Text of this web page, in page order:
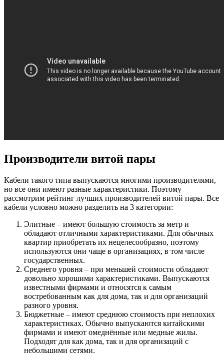
Производители витой пары
Кабели такого типа выпускаются многими производителями,
но все они имеют разные характеристики. Поэтому
рассмотрим рейтинг лучших производителей витой пары. Все
кабели условно можно разделить на 3 категории:
Элитные – имеют большую стоимость за метр и
обладают отличными характеристиками. Для обычных
квартир приобретать их нецелесообразно, поэтому
используются они чаще в организациях, в том числе
государственных.
Среднего уровня – при меньшей стоимости обладают
довольно хорошими характеристиками. Выпускаются
известными фирмами и относятся к самым
востребованным как для дома, так и для организаций
разного уровня.
Бюджетные – имеют среднюю стоимость при неплохих
характеристиках. Обычно выпускаются китайскими
фирмами и имеют омеднённые или медные жилы.
Подходят для как дома, так и для организаций с
небольшими сетями.